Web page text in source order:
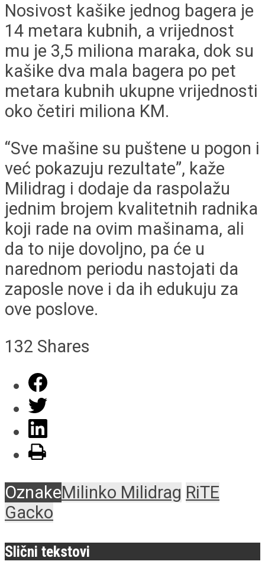
Nosivost kašike jednog bagera je
14 metara kubnih, a vrijednost
mu je 3,5 miliona maraka, dok su
kašike dva mala bagera po pet
metara kubnih ukupne vrijednosti
oko četiri miliona KM.
“Sve mašine su puštene u pogon i
već pokazuju rezultate”, kaže
Milidrag i dodaje da raspolažu
jednim brojem kvalitetnih radnika
koji rade na ovim mašinama, ali
da to nije dovoljno, pa će u
narednom periodu nastojati da
zaposle nove i da ih edukuju za
ove poslove.
132 Shares
OznakeMilinko Milidrag RiTE
Gacko
Slični tekstovi